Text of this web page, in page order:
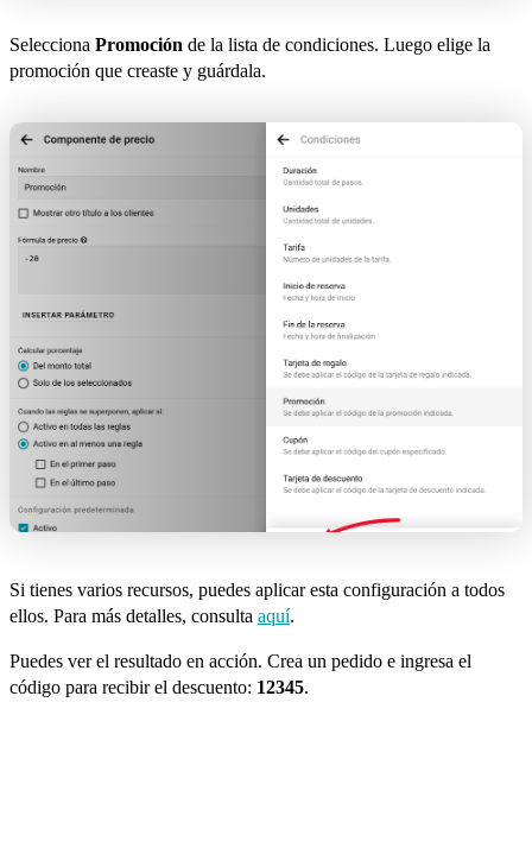
Selecciona Promoción de la lista de condiciones. Luego elige la
promoción que creaste y guárdala.
Si tienes varios recursos, puedes aplicar esta configuración a todos
ellos. Para más detalles, consulta aquí.
Puedes ver el resultado en acción. Crea un pedido e ingresa el
código para recibir el descuento: 12345.